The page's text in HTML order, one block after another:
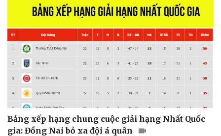
Bảng xếp hạng chung cuộc giải hạng Nhất Quốc
gia: Đồng Nai bỏ xa đội á quân